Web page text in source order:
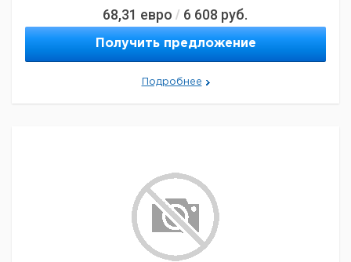
68,31 евро / 6 608 руб.
Получить предложение
Подробнее